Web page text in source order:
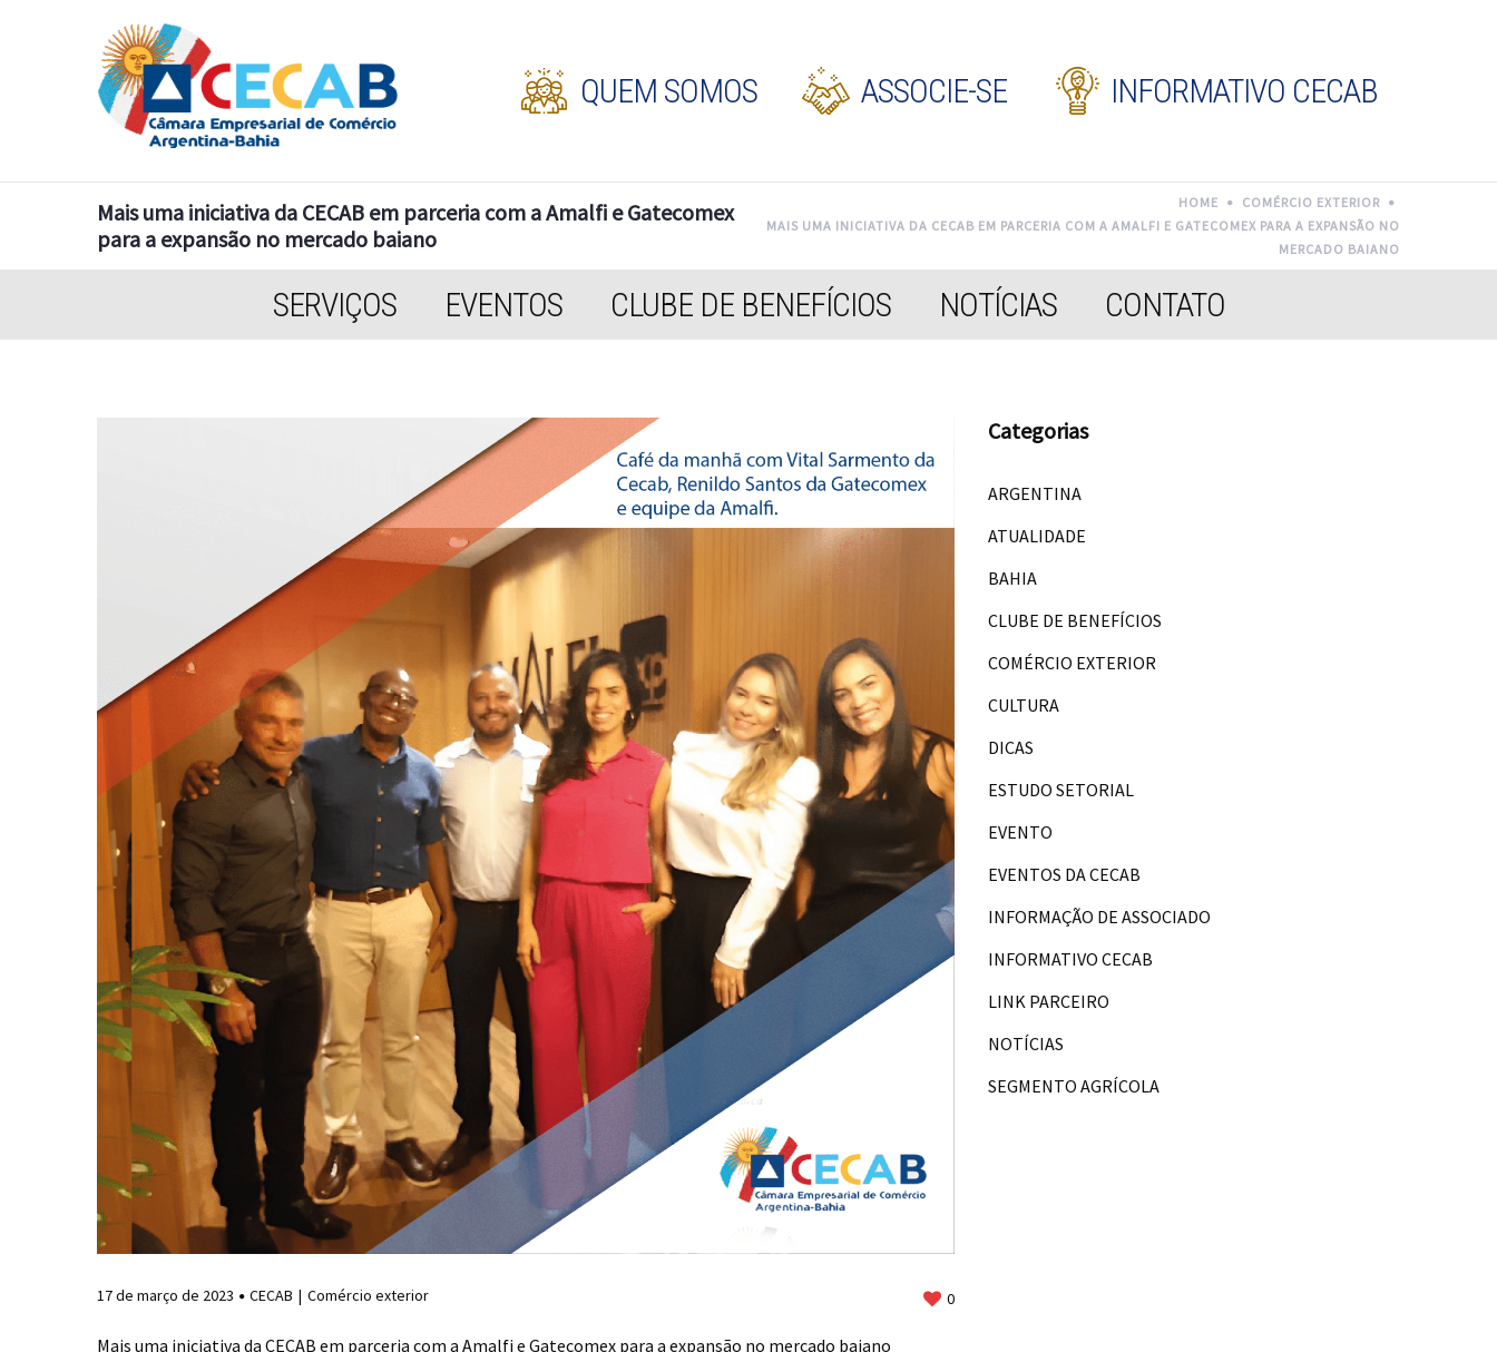
QUEM SOMOS ASSOCIE-SE INFORMATIVO CECAB
Mais uma iniciativa da CECAB em parceria com a Amalfi e Gatecomex
para a expansão no mercado baiano
HOME
COMÉRCIO EXTERIOR
MAIS UMA INICIATIVA DA CECAB EM PARCERIA COM A AMALFI E GATECOMEX PARA A EXPANSÃO NO
MERCADO BAIANO
SERVIÇOS EVENTOS CLUBE DE BENEFÍCIOS NOTÍCIAS CONTATO
17 de março de 2023 CECAB Comércio exterior 0
Mais uma iniciativa da CECAB em parceria com a Amalfi e Gatecomex para a expansão no mercado baiano
Categorias
ARGENTINA
ATUALIDADE
BAHIA
CLUBE DE BENEFÍCIOS
COMÉRCIO EXTERIOR
CULTURA
DICAS
ESTUDO SETORIAL
EVENTO
EVENTOS DA CECAB
INFORMAÇÃO DE ASSOCIADO
INFORMATIVO CECAB
LINK PARCEIRO
NOTÍCIAS
SEGMENTO AGRÍCOLA